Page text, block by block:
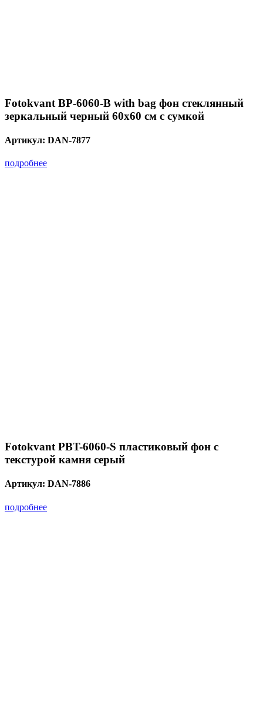
Fotokvant BP-6060-B with bag фон стеклянный
зеркальный черный 60х60 см с сумкой
Артикул: DAN-7877
подробнее
Fotokvant PBT-6060-S пластиковый фон с
текстурой камня серый
Артикул: DAN-7886
подробнее